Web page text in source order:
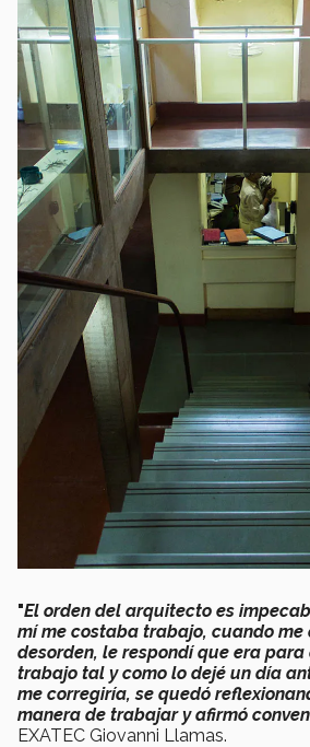
"El orden del arquitecto es
mí me costaba trabajo, cuando me
desorden, le respondí que era
trabajo tal y como lo dejé un día
me corregiría, se quedó
manera de trabajar y afirmó
EXATEC Giovanni Llamas.